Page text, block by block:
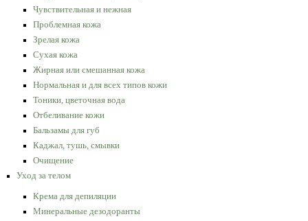
Чувствительная и нежная
Проблемная кожа
Зрелая кожа
Сухая кожа
Жирная или смешанная кожа
Нормальная и для всех типов кожи
Тоники, цветочная вода
Отбеливание кожи
Бальзамы для губ
Каджал, тушь, смывки
Очищение
Уход за телом
Крема для депиляции
Минеральные дезодоранты